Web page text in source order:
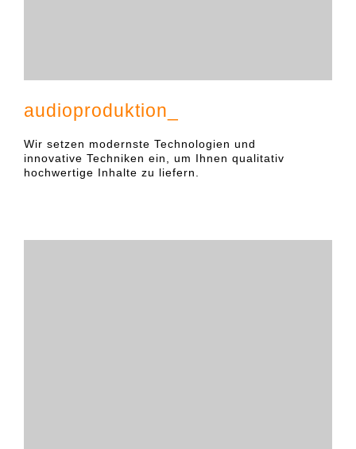
audioproduktion_
Wir setzen modernste Technologien und
innovative Techniken ein, um Ihnen qualitativ
hochwertige Inhalte zu liefern.